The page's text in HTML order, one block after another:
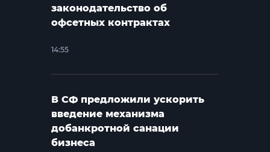
законодательство об
офсетных контрактах
14:55
В СФ предложили ускорить
введение механизма
добанкротной санации
бизнеса